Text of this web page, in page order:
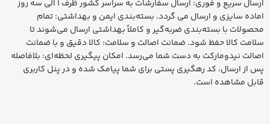
ارسال سریع و فوری: ارسال سفارشات به سراسر کشور ظرف 1 الی سه روز
اماده سایزی و ارسال می گردد. بسته‌بندی ایمن و بهداشتی: تمام
محصولات با بسته‌بندی ضربه‌گیر و کاملاً بهداشتی ارسال می‌شوند تا
سلامت کالا حفظ شود. ضمانت اصالت و سلامت: کالا دقیق و با ضمانت
اصالت نیدومارکت به دست شما می‌رسد. امکان پیگیری لحظه‌ای: بلافاصله
پس از ارسال، کد رهگیری پستی برای شما پیامک شده و در پنل کاربری
قابل مشاهده است.